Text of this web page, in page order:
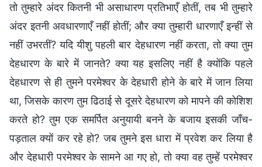
तो तुम्हारे अंदर कितनी भी असाधारण प्रतिभाएँ होतीं, तब भी तुम्हारे
अंदर इतनी अवधारणाएँ नहीं होतीं; और क्या तुम्हारी धारणाएँ इन्हीं से
नहीं उभरतीं? यदि यीशु पहली बार देहधारण नहीं करता, तो क्या तुम
देहधारण के बारे में जानते? क्या यह इसलिए नहीं है क्योंकि पहले
देहधारण से ही तुमने परमेश्वर के देहधारी होने के बारे में जान लिया
था, जिसके कारण तुम ढिठाई से दूसरे देहधारण को मापने की कोशिश
करते हो? तुम एक समर्पित अनुयायी बनने के बजाय इसकी जाँच-
पड़ताल क्यों कर रहे हो? जब तुमने इस धारा में प्रवेश कर लिया है
और देहधारी परमेश्वर के सामने आ गए हो, तो क्या वह तुम्हें परमेश्वर